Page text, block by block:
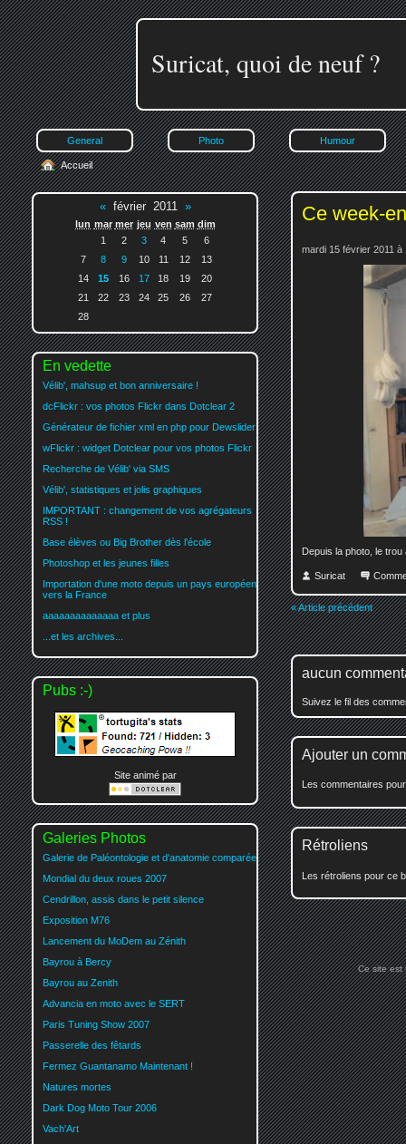
Suricat, quoi de neuf ?
General Photo Humour
Ce week-
mardi 15 février 2011 à
Depuis la photo, le
Suricat
« Article précédent
aucun
Suivez le fil des
Ajouter un
Les commentaires
Rétroliens
Les rétroliens pour ce
Accueil
«février 2011 »
lun mar mer jeu ven sam dim
1
2 3 4 5
6
7
8 9 10 11 12
13
14
15 16 17 18 19
20
21
22 23 24 25 26
27
28
En vedette
Vélib', mahsup et bon anniversaire !
dcFlickr : vos photos Flickr dans Dotclear 2
Générateur de fichier xml en php pour Dewslider
wFlickr : widget Dotclear pour vos photos Flickr
Recherche de Vélib' via SMS
Vélib', statistiques et jolis graphiques
IMPORTANT : changement de vos agrégateurs
RSS !
Base élèves ou Big Brother dès l'école
Photoshop et les jeunes filles
Importation d'une moto depuis un pays européen
vers la France
aaaaaaaaaaaaaa et plus
...et les archives...
Pubs :-)
Site animé par
Galeries Photos
Galerie de Paléontologie et d'anatomie comparée
Mondial du deux roues 2007
Cendrillon, assis dans le petit silence
Exposition M76
Lancement du MoDem au Zénith
Bayrou à Bercy
Bayrou au Zenith
Advancia en moto avec le SERT
Paris Tuning Show 2007
Passerelle des fêtards
Fermez Guantanamo Maintenant !
Natures mortes
Dark Dog Moto Tour 2006
Vach'Art
Ce site est